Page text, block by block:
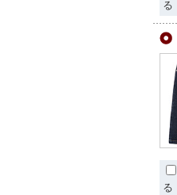
る
る